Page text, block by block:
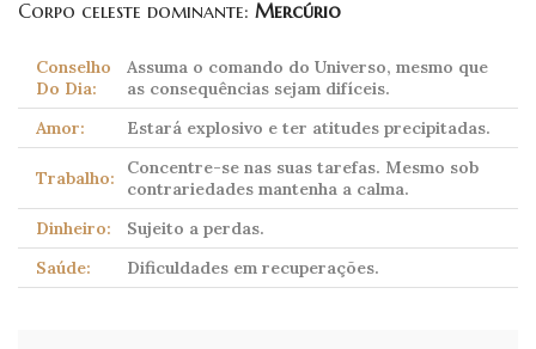
Corpo celeste dominante: Mercúrio
Conselho
Do Dia:
Assuma o comando do Universo, mesmo que
as consequências sejam difíceis.
Amor:
Estará explosivo e ter atitudes precipitadas.
Trabalho:
Concentre-se nas suas tarefas. Mesmo sob
contrariedades mantenha a calma.
Dinheiro:
Sujeito a perdas.
Saúde:
Dificuldades em recuperações.